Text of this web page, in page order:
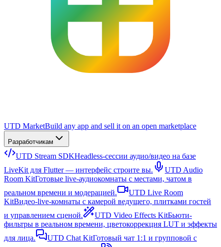
UTD MarketBuild any app and sell it on an open marketplace
Разработчикам
UTD Stream SDKHeadless-сессии аудио/видео на базе
LiveKit для Flutter — интерфейс строите вы.
UTD Audio
Room KitГотовые live-аудиокомнаты с местами, чатом в
реальном времени и модерацией.
UTD Live Room
KitВидео-live-комнаты с камерой ведущего, плитками гостей
и управлением сценой.
UTD Video Effects KitБьюти-
фильтры в реальном времени, цветокоррекция LUT и эффекты
для лица.
UTD Chat KitГотовый чат 1:1 и групповой с